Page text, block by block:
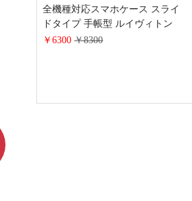
全機種対応スマホケース スライ
ドタイプ 手帳型 ルイヴィトン
アイフォン 17/17promaxケース
￥6300￥8300